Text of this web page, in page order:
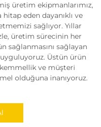
üretim ekipmanlarımız,
eden dayanıklı ve
sağlıyor. Yıllar
üretim sürecinin her
sağlanmasını sağlayan
Üstün ürün
ve müşteri
olduğuna inanıyoruz.